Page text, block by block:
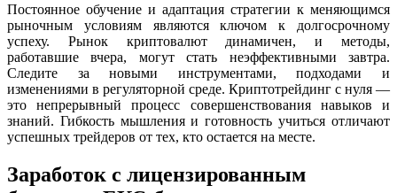
Постоянное обучение и адаптация стратегии к меняющимся
рыночным условиям являются ключом к долгосрочному
успеху. Рынок криптовалют динамичен, и методы,
работавшие вчера, могут стать неэффективными завтра.
Следите за новыми инструментами, подходами и
изменениями в регуляторной среде. Криптотрейдинг с нуля —
это непрерывный процесс совершенствования навыков и
знаний. Гибкость мышления и готовность учиться отличают
успешных трейдеров от тех, кто остается на месте.
Заработок с лицензированным